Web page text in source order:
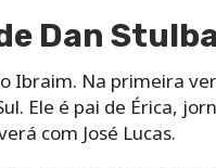
Dan
Ibraim. Na primeira
Ele é pai de Érica,
com José Lucas.